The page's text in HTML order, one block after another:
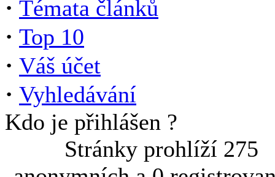
· Témata článků
· Top 10
· Váš účet
· Vyhledávání
Kdo je přihlášen ?
Stránky prohlíží 275